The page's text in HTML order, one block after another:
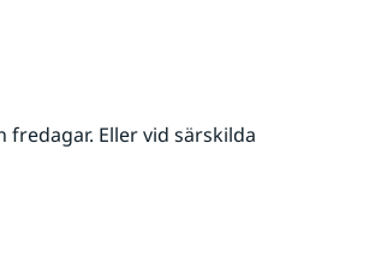
Eller vid särskilda